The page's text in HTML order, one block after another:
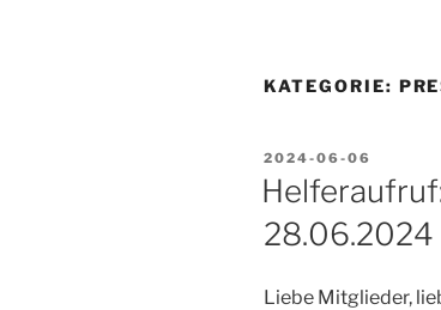
KATEGORIE:
VERÖFFENTLICHT
AM
2024-06-06
28.06.2024
Liebe Mitglieder,